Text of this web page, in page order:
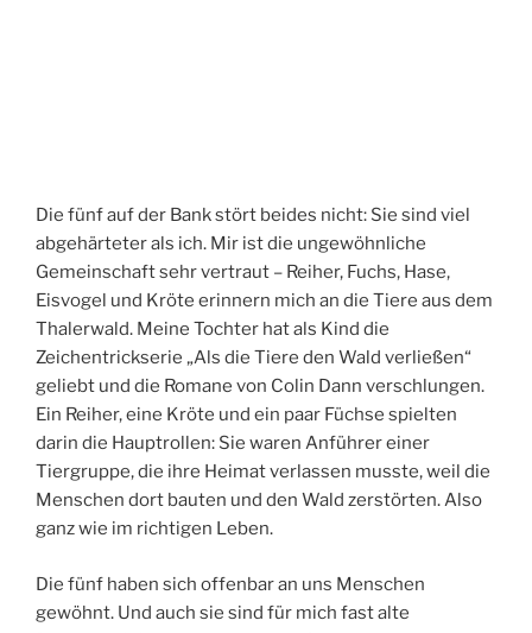
Die fünf auf der Bank stört beides nicht: Sie sind viel
abgehärteter als ich. Mir ist die ungewöhnliche
Gemeinschaft sehr vertraut – Reiher, Fuchs, Hase,
Eisvogel und Kröte erinnern mich an die Tiere aus dem
Thalerwald. Meine Tochter hat als Kind die
Zeichentrickserie „Als die Tiere den Wald verließen“
geliebt und die Romane von Colin Dann verschlungen.
Ein Reiher, eine Kröte und ein paar Füchse spielten
darin die Hauptrollen: Sie waren Anführer einer
Tiergruppe, die ihre Heimat verlassen musste, weil die
Menschen dort bauten und den Wald zerstörten. Also
ganz wie im richtigen Leben.
Die fünf haben sich offenbar an uns Menschen
gewöhnt. Und auch sie sind für mich fast alte